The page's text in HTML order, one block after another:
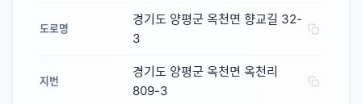
도로명
경기도 양평군 옥천면 향교길 32-
3
지번
경기도 양평군 옥천면 옥천리
809-3